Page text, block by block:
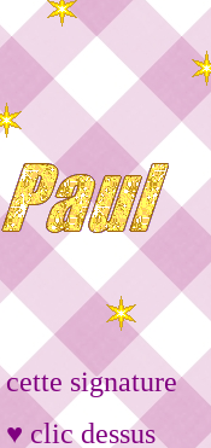
signature
clic dessus